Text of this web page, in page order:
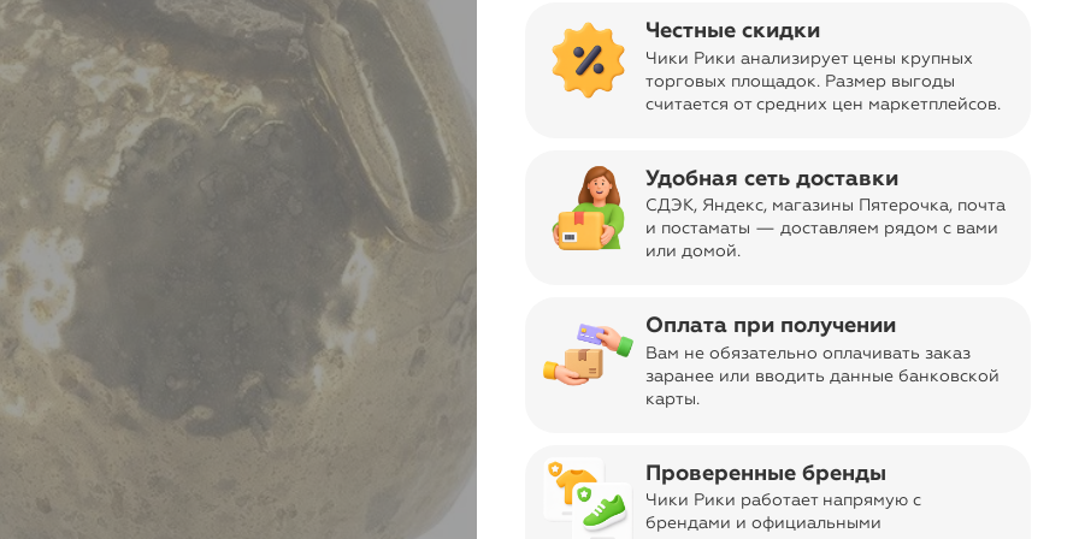
Честные скидки
Чики Рики анализирует цены крупных
торговых площадок. Размер выгоды
считается от средних цен маркетплейсов.
Удобная сеть доставки
СДЭК, Яндекс, магазины Пятерочка, почта
и постаматы — доставляем рядом с вами
или домой.
Оплата при получении
Вам не обязательно оплачивать заказ
заранее или вводить данные банковской
карты.
Проверенные бренды
Чики Рики работает напрямую с
брендами и официальными
Отправка заказа
из Москвы
Бесплатно
Код товара 11-02785380
Об изделии
Декоративная фигурка в виде золотистой овечки
сочетает в себе природное очарование и
трудолюбие, воспитание и заботу, привлечет в
ваш дом любовь и семейное благополучие.
Изделие идеально подойдет для любой
поверхности стола, каминной или книжной полки,
Торговая марка
Glasar, Россия